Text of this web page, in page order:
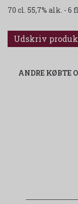
70 cl. 55,7% alk. -
Udskriv
ANDRE KØBTE